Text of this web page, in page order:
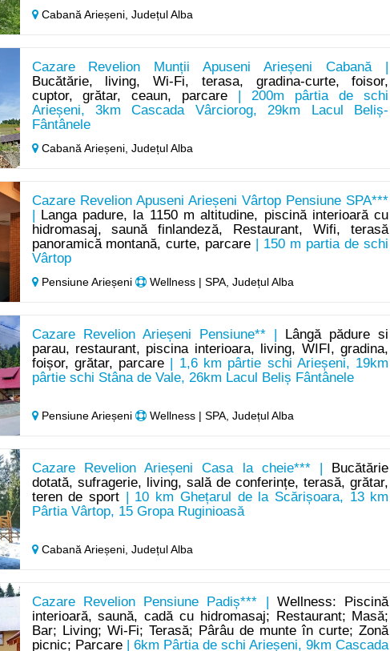
Cabană Arieșeni, Județul Alba
Cazare Revelion Munții Apuseni Arieșeni Cabană |
Bucătărie, living, Wi-Fi, terasa, gradina-curte, foisor,
cuptor, grătar, ceaun, parcare | 200m pârtia de schi
Arieșeni, 3km Cascada Vârciorog, 29km Lacul Beliș-
Fântânele
Cabană Arieșeni, Județul Alba
Cazare Revelion Apuseni Arieșeni Vârtop Pensiune SPA***
Langa padure, la 1150 m altitudine, piscină interioară cu
hidromasaj, saună finlandeză, Restaurant, Wifi, terasă
panoramică montană, curte, parcare | 150 m partia de schi
Vârtop
Pensiune Arieșeni Wellness | SPA, Județul Alba
Cazare Revelion Arieșeni Pensiune** |
Lângă pădure si
parau, restaurant, piscina interioara, living, WIFI, gradina,
foișor, grătar, parcare | 1,6 km pârtie schi Arieșeni, 19km
pârtie schi Stâna de Vale, 26km Lacul Beliș Fântânele
Pensiune Arieșeni Wellness | SPA, Județul Alba
Cazare Revelion Arieșeni Casa la cheie*** |
Bucătărie
dotată, sufragerie, living, sală de conferințe, terasă, grătar,
teren de sport| 10 km Ghețarul de la Scărișoara, 13 km
Pârtia Vârtop, 15 Gropa Ruginioasă
Cabană Arieșeni, Județul Alba
Cazare Revelion Pensiune Padiș*** |Wellness: Piscină
interioară, saună, cadă cu hidromasaj; Restaurant; Masă;
Bar; Living; Wi-Fi; Terasă; Pârâu de munte în curte; Zonă
picnic; Parcare| 6km Pârtia de schi Arieșeni, 9km Cascada